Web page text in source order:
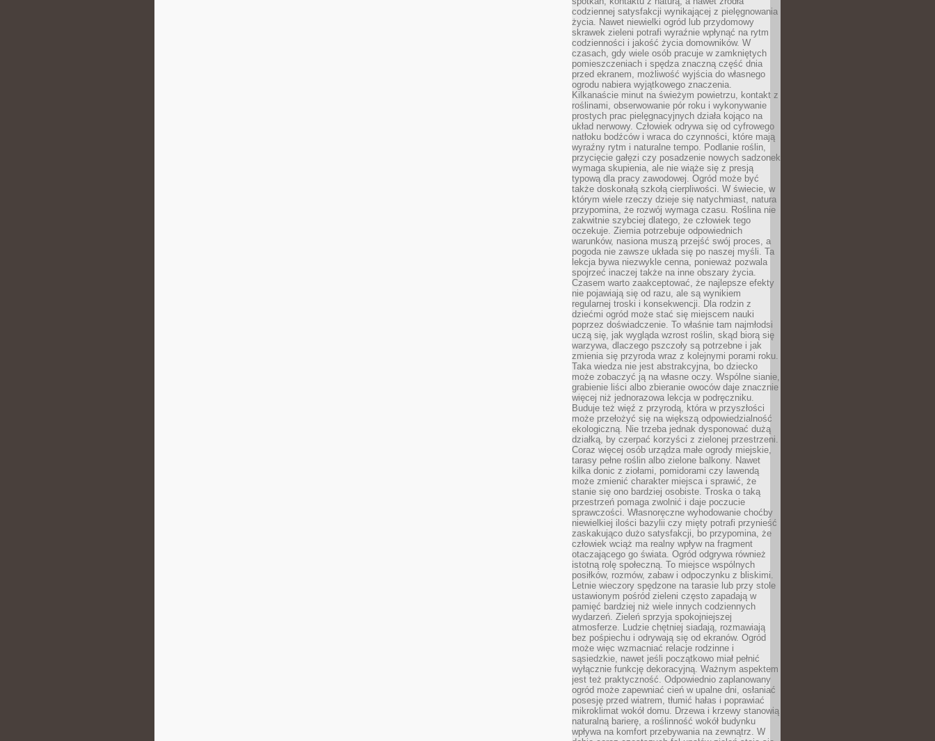
codziennej satysfakcji wynikającej z pielęgnowania
życia. Nawet niewielki ogród lub przydomowy
skrawek zieleni potrafi wyraźnie wpłynąć na rytm
codzienności i jakość życia domowników. W
czasach, gdy wiele osób pracuje w zamkniętych
pomieszczeniach i spędza znaczną część dnia
przed ekranem, możliwość wyjścia do własnego
ogrodu nabiera wyjątkowego znaczenia.
Kilkanaście minut na świeżym powietrzu, kontakt z
roślinami, obserwowanie pór roku i wykonywanie
prostych prac pielęgnacyjnych działa kojąco na
układ nerwowy. Człowiek odrywa się od cyfrowego
natłoku bodźców i wraca do czynności, które mają
wyraźny rytm i naturalne tempo. Podlanie roślin,
przycięcie gałęzi czy posadzenie nowych sadzonek
wymaga skupienia, ale nie wiąże się z presją
typową dla pracy zawodowej. Ogród może być
także doskonałą szkołą cierpliwości. W świecie, w
którym wiele rzeczy dzieje się natychmiast, natura
przypomina, że rozwój wymaga czasu. Roślina nie
zakwitnie szybciej dlatego, że człowiek tego
oczekuje. Ziemia potrzebuje odpowiednich
warunków, nasiona muszą przejść swój proces, a
pogoda nie zawsze układa się po naszej myśli. Ta
lekcja bywa niezwykle cenna, ponieważ pozwala
spojrzeć inaczej także na inne obszary życia.
Czasem warto zaakceptować, że najlepsze efekty
nie pojawiają się od razu, ale są wynikiem
regularnej troski i konsekwencji. Dla rodzin z
dziećmi ogród może stać się miejscem nauki
poprzez doświadczenie. To właśnie tam najmłodsi
uczą się, jak wygląda wzrost roślin, skąd biorą się
warzywa, dlaczego pszczoły są potrzebne i jak
zmienia się przyroda wraz z kolejnymi porami roku.
Taka wiedza nie jest abstrakcyjna, bo dziecko
może zobaczyć ją na własne oczy. Wspólne sianie,
grabienie liści albo zbieranie owoców daje znacznie
więcej niż jednorazowa lekcja w podręczniku.
Buduje też więź z przyrodą, która w przyszłości
może przełożyć się na większą odpowiedzialność
ekologiczną. Nie trzeba jednak dysponować dużą
działką, by czerpać korzyści z zielonej przestrzeni.
Coraz więcej osób urządza małe ogrody miejskie,
tarasy pełne roślin albo zielone balkony. Nawet
kilka donic z ziołami, pomidorami czy lawendą
może zmienić charakter miejsca i sprawić, że
stanie się ono bardziej osobiste. Troska o taką
przestrzeń pomaga zwolnić i daje poczucie
sprawczości. Własnoręczne wyhodowanie choćby
niewielkiej ilości bazylii czy mięty potrafi przynieść
zaskakująco dużo satysfakcji, bo przypomina, że
człowiek wciąż ma realny wpływ na fragment
otaczającego go świata. Ogród odgrywa również
istotną rolę społeczną. To miejsce wspólnych
posiłków, rozmów, zabaw i odpoczynku z bliskimi.
Letnie wieczory spędzone na tarasie lub przy stole
ustawionym pośród zieleni często zapadają w
pamięć bardziej niż wiele innych codziennych
wydarzeń. Zieleń sprzyja spokojniejszej
atmosferze. Ludzie chętniej siadają, rozmawiają
bez pośpiechu i odrywają się od ekranów. Ogród
może więc wzmacniać relacje rodzinne i
sąsiedzkie, nawet jeśli początkowo miał pełnić
wyłącznie funkcję dekoracyjną. Ważnym aspektem
jest też praktyczność. Odpowiednio zaplanowany
ogród może zapewniać cień w upalne dni, osłaniać
posesję przed wiatrem, tłumić hałas i poprawiać
mikroklimat wokół domu. Drzewa i krzewy stanowią
naturalną barierę, a roślinność wokół budynku
wpływa na komfort przebywania na zewnątrz. W